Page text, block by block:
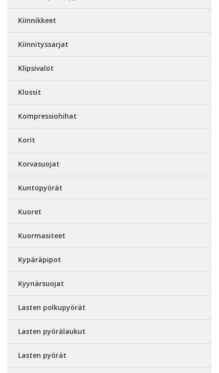
Kiinnikkeet
Kiinnityssarjat
Klipsivalot
Klossit
Kompressiohihat
Korit
Korvasuojat
Kuntopyörät
Kuoret
Kuormasiteet
Kypäräpipot
Kyynärsuojat
Lasten polkupyörät
Lasten pyörälaukut
Lasten pyörät